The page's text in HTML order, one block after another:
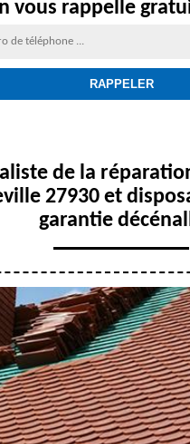
vous rappelle
de la
27930 et
garantie